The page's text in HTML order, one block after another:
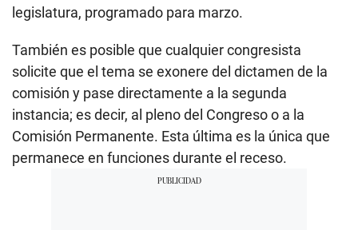
legislatura, programado para marzo.
También es posible que cualquier congresista
solicite que el tema se exonere del dictamen de la
comisión y pase directamente a la segunda
instancia; es decir, al pleno del Congreso o a la
Comisión Permanente. Esta última es la única que
permanece en funciones durante el receso.